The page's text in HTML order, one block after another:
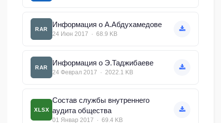
RAR
Информация о А.Абдухамедове
24 Июн 2017 · 68.9 KB
RAR
Информация о Э.Таджибаеве
24 Феврал 2017 · 2022.1 KB
XLSX
Состав службы внутреннего
аудита общества
01 Январ 2017 · 69.4 KB